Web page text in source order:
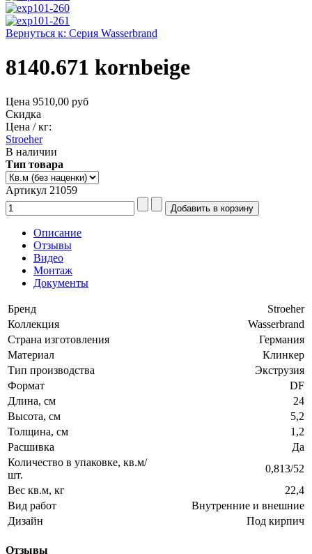
Вернуться к: Серия Wasserbrand
8140.671 kornbeige
Цена 9510,00 руб
Скидка
Цена / кг:
Stroeher
В наличии
Тип товара
Артикул 21059
Описание
Отзывы
Видео
Монтаж
Документы
Бренд
Stroeher
Коллекция
Wasserbrand
Страна изготовления
Германия
Материал
Клинкер
Тип производства
Экструзия
Формат
DF
Длина, см
24
Высота, см
5,2
Толщина, см
1,2
Расшивка
Да
Количество в упаковке, кв.м/
шт.
0,813/52
Вес кв.м, кг
22,4
Вид работ
Внутренние и внешние
Дизайн
Под кирпич
Отзывы